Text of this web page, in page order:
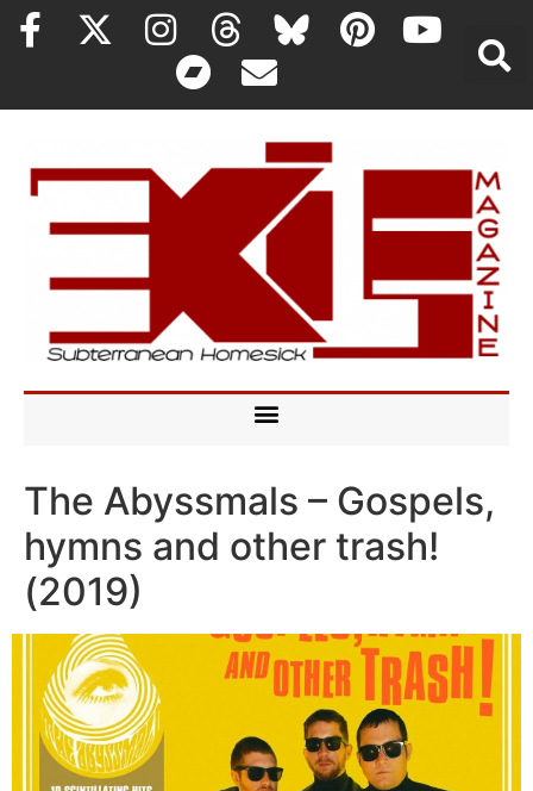
The Abyssmals – Gospels,
hymns and other trash!
(2019)